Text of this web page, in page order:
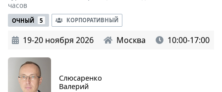
часов
ОЧНЫЙ 5 КОРПОРАТИВНЫЙ
19-20 ноября 2026 Москва 10:00-17:00
Слюсаренко
Валерий